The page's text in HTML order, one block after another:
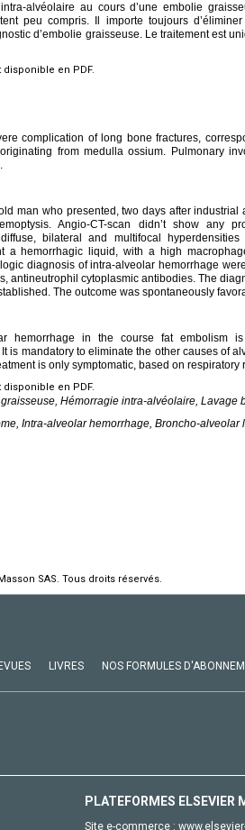
alvéolaire au cours d’une embolie
peu compris. Il importe toujours
d’embolie graisseuse. Le traitement est
en PDF.
complication of long bone fractures,
from medulla ossium. Pulmonary
man who presented, two days after industrial
Angio-CT-scan didn’t show any
bilateral and multifocal
a hemorrhagic liquid, with a high
diagnosis of intra-alveolar hemorrhage
antineutrophil cytoplasmic antibodies. The
The outcome was spontaneously
hemorrhage in the course fat embolism
is mandatory to eliminate the other causes of
is only symptomatic, based on respiratory
en PDF.
Hémorragie intra-alvéolaire, Lavage
Intra-alveolar hemorrhage, Broncho-alveolar
SAS. Tous droits réservés.
LIVRES NOS FORMULES
PLATEFORMES ELSEVIER
Site e-commerce :